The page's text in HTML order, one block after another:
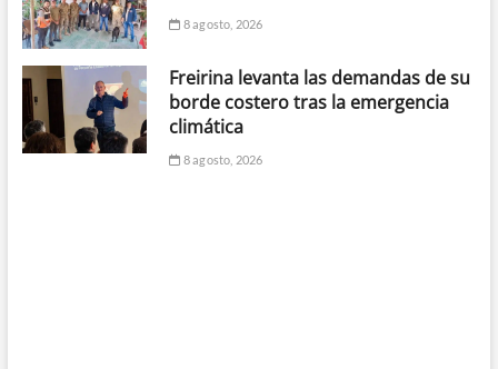
8 agosto, 2026
Freirina levanta las demandas de su
borde costero tras la emergencia
climática
8 agosto, 2026